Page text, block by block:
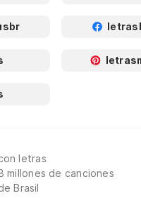
letras
millones de canciones
Brasil